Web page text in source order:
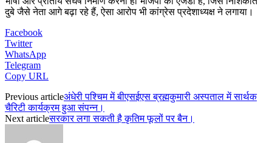
दुबे जैसे नेता आगे बढ़ा रहे हैं, ऐसा आरोप भी कांग्रेस प्रदेशाध्यक्ष ने लगाया।
Facebook
Twitter
WhatsApp
Telegram
Copy URL
Previous articleअंधेरी पश्चिम में बीएसईएस ब्रह्मकुमारी अस्पताल में सार्थक
चैरिटी कार्यक्रम हुआ संपन्न।
Next articleसरकार लगा सकती है कृतिम फूलों पर बैन।